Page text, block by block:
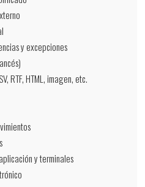
y excepciones
RTF, HTML, imagen, etc.
y terminales